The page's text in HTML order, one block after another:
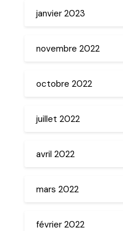
janvier 2023
novembre 2022
octobre 2022
juillet 2022
avril 2022
mars 2022
février 2022